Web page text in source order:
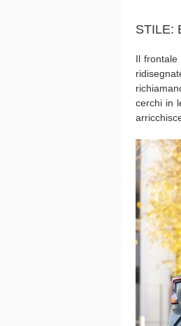
STILE:
Il
cerchi in